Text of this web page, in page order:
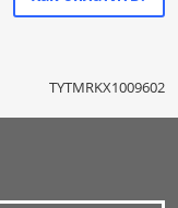
TYTMRKX1009602